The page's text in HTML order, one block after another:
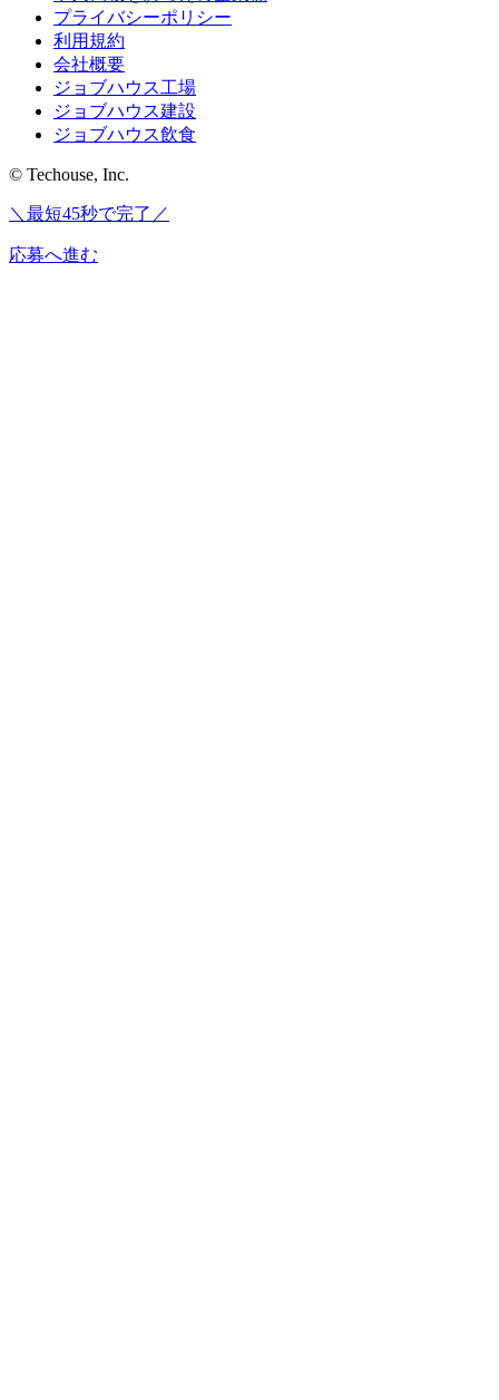
プライバシーポリシー
利用規約
会社概要
ジョブハウス工場
ジョブハウス建設
ジョブハウス飲食
© Techouse, Inc.
＼最短45秒で完了／
応募へ進む